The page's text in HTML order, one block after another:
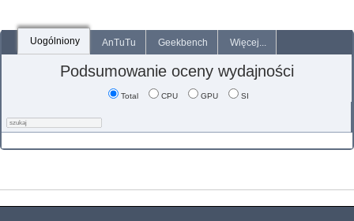
Uogólniony AnTuTu Geekbench Więcej...
Podsumowanie oceny wydajności
Total CPU GPU SI